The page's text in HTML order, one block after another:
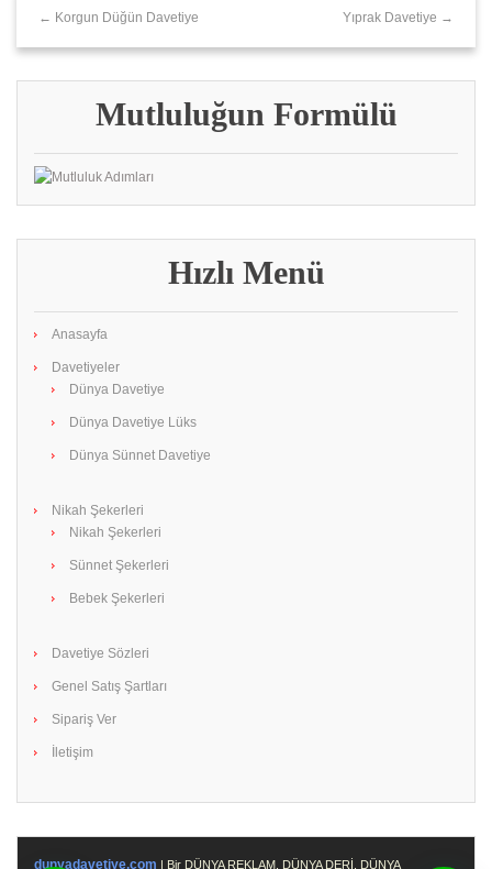
← Korgun Düğün Davetiye Yıprak Davetiye →
Mutluluğun Formülü
Hızlı Menü
Anasayfa
Davetiyeler
Dünya Davetiye
Dünya Davetiye Lüks
Dünya Sünnet Davetiye
Nikah Şekerleri
Nikah Şekerleri
Sünnet Şekerleri
Bebek Şekerleri
Davetiye Sözleri
Genel Satış Şartları
Sipariş Ver
İletişim
dunyadavetiye.com | Bir DÜNYA REKLAM, DÜNYA DERİ, DÜNYA